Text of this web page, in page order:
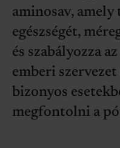
aminosav, amely
egészségét,
és szabályozza
emberi
bizonyos
megfontolni a